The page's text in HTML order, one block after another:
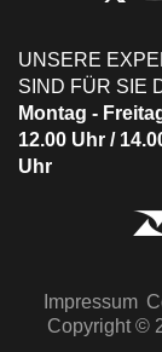
UNSERE
SIND FÜR SIE
Montag -
12.00 Uhr /
Uhr
Impressum
Copyright ©